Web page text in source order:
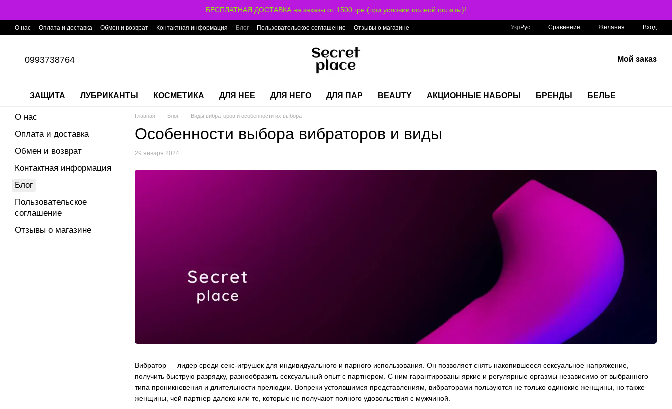
БЕСПЛАТНАЯ ДОСТАВКА на заказы от 1500 грн (при условии полной оплаты)!
О нас Оплата и доставка Обмен и возврат Контактная информация Блог Пользовательское соглашение Отзывы о магазине Укр Рус Сравнение Желания Вход
0993738764 Мой заказ
ЗАЩИТА ЛУБРИКАНТЫ КОСМЕТИКА ДЛЯ НЕЕ ДЛЯ НЕГО ДЛЯ ПАР BEAUTY АКЦИОННЫЕ НАБОРЫ БРЕНДЫ БЕЛЬЕ
Главная Блог Виды вибраторов и особенности их выбора
Особенности выбора вибраторов и виды
29 января 2024
Вибратор — лидер среди секс-игрушек для индивидуального и парного использования. Он позволяет снять накопившееся сексуальное напряжение,
получить быструю разрядку, разнообразить сексуальный опыт с партнером. С ним гарантированы яркие и регулярные оргазмы независимо от выбранного
типа проникновения и длительности прелюдии. Вопреки устоявшимся представлениям, вибраторами пользуются не только одинокие женщины, но также
женщины, чей партнер далеко или те, которые не получают полного удовольствия с мужчиной.
О нас
Оплата и доставка
Обмен и возврат
Контактная информация
Блог
Пользовательское
соглашение
Отзывы о магазине